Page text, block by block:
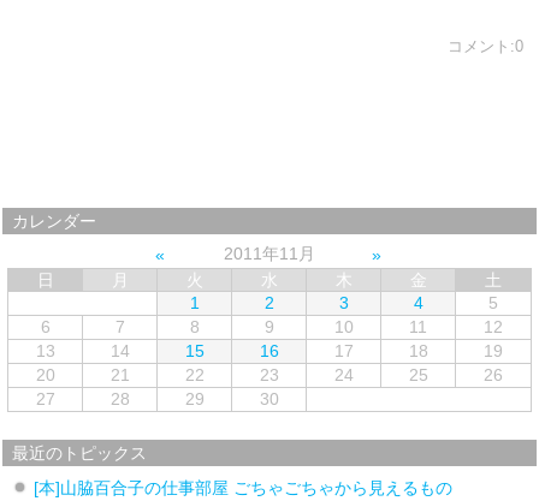
コメント:0
カレンダー
2011年11月
日
月 火 水 木 金
土
1
2 3 4
5
6
7 8 9 10 11
12
13
14 15 16 17 18
19
20
21 22 23 24 25
26
27
28 29 30
最近のトピックス
[本]山脇百合子の仕事部屋 ごちゃごちゃから見えるもの